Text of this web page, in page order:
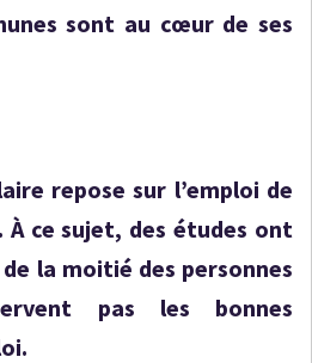
sont au cœur de ses
repose sur l’emploi de
ce sujet, des études ont
la moitié des personnes
pas les bonnes